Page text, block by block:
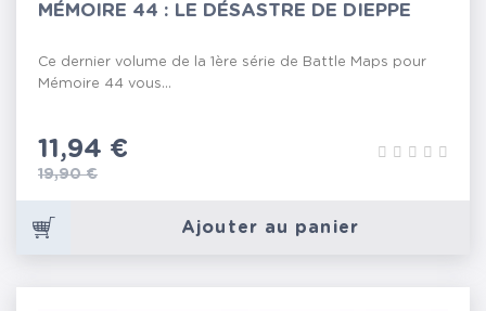
MÉMOIRE 44 : LE DÉSASTRE DE DIEPPE
Ce dernier volume de la 1ère série de Battle Maps pour
Mémoire 44 vous...
Prix
11,94 €
Prix de base
19,90 €
Ajouter au panier